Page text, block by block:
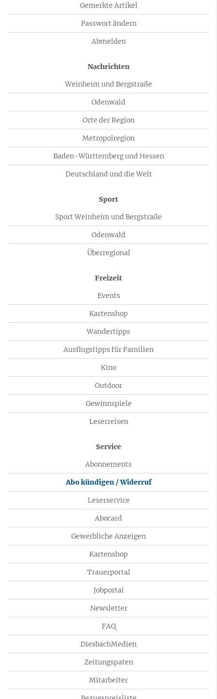
Gemerkte Artikel
Passwort ändern
Abmelden
Nachrichten
Weinheim und Bergstraße
Odenwald
Orte der Region
Metropolregion
Baden-Württemberg und Hessen
Deutschland und die Welt
Sport
Sport Weinheim und Bergstraße
Odenwald
Überregional
Freizeit
Events
Kartenshop
Wandertipps
Ausflugstipps für Familien
Kino
Outdoor
Gewinnspiele
Leserreisen
Service
Abonnements
Abo kündigen / Widerruf
Leserservice
Abocard
Gewerbliche Anzeigen
Kartenshop
Trauerportal
Jobportal
Newsletter
FAQ
DiesbachMedien
Zeitungspaten
Mitarbeiter